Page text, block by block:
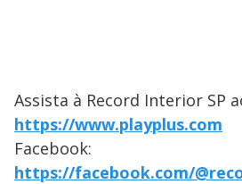
Assista à Record Interior SP
https://www.playplus.com
Facebook:
https://facebook.com/